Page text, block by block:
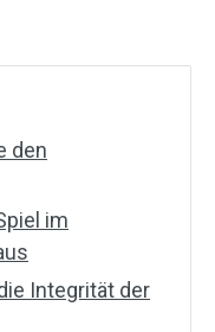
den
im
Integrität der